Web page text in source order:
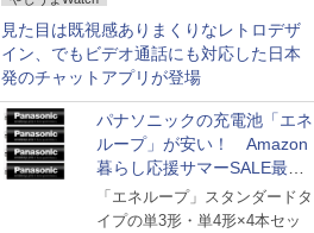
見た目は既視感ありまくりなレトロデザ
イン、でもビデオ通話にも対応した日本
発のチャットアプリが登場
パナソニックの充電池「エネ
ループ」が安い！ Amazon
暮らし応援サマーSALE最終
日
「エネループ」スタンダードタ
イプの単3形・単4形×4本セッ